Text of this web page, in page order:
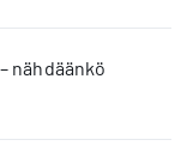
nähdäänkö